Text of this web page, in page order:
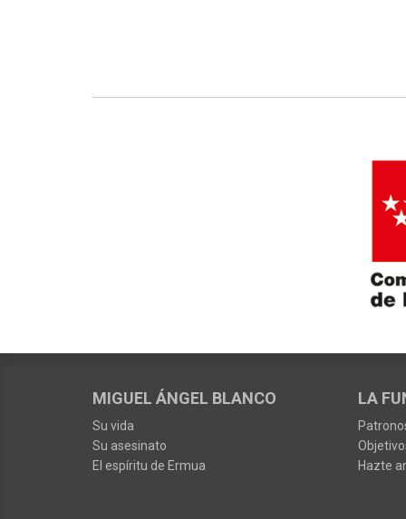
MIGUEL ÁNGEL BLANCO
Su vida
Su asesinato
El espíritu de Ermua
LA
Hazte